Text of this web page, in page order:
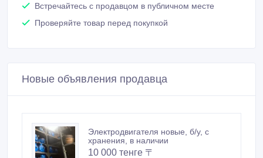
Встречайтесь с продавцом в публичном месте
Проверяйте товар перед покупкой
Новые объявления продавца
Электродвигателя новые, б/у, с
хранения, в наличии
10 000 тенге 〒